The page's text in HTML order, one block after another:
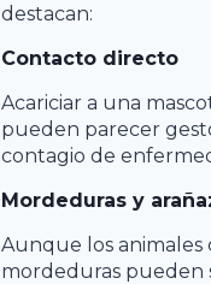
destacan:
Contacto directo
Acariciar a una
pueden parecer
contagio de
Mordeduras y
Aunque los animales
mordeduras pueden